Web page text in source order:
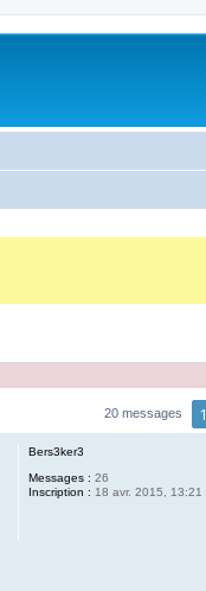
20 messages 1
Bers3ker3
Messages : 26
Inscription : 18 avr. 2015, 13:21